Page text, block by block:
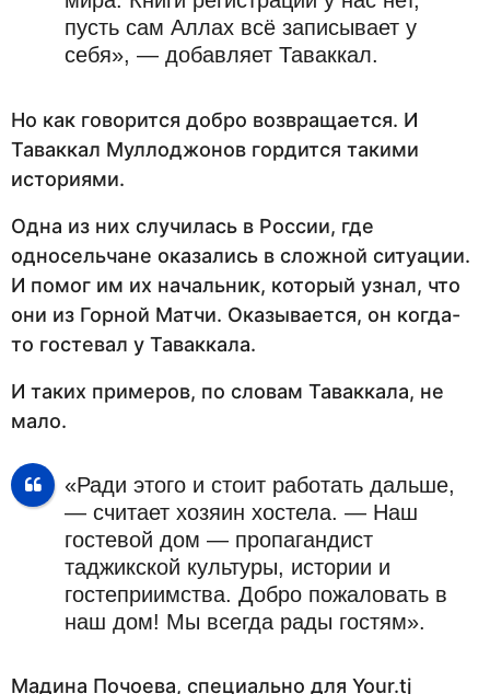
пусть сам Аллах всё записывает у
себя», — добавляет Таваккал.
Но как говорится добро возвращается. И
Таваккал Муллоджонов гордится такими
историями.
Одна из них случилась в России, где
односельчане оказались в сложной ситуации.
И помог им их начальник, который узнал, что
они из Горной Матчи. Оказывается, он когда-
то гостевал у Таваккала.
И таких примеров, по словам Таваккала, не
мало.
«Ради этого и стоит работать дальше,
— считает хозяин хостела. — Наш
гостевой дом — пропагандист
таджикской культуры, истории и
гостеприимства. Добро пожаловать в
наш дом! Мы всегда рады гостям».
Мадина Почоева, специально для Your.tj